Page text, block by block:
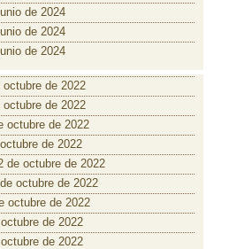
de 2024
de 2024
de 2024
de 2022
de 2022
octubre de 2022
de 2022
de octubre de 2022
octubre de 2022
octubre de 2022
de 2022
de 2022